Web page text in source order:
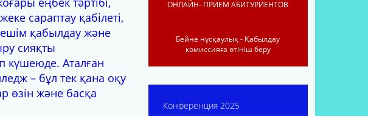
сараптау қабілеті,
қабылдау және
сияқты
күшеюде. Аталған
– бұл тек қана оқу
өзін және басқа
ОНЛАЙН- ПРИЕМ АБИТУРИЕНТОВ
Бейне нұсқаулық - Қабылдау
комиссияға өтініш беру
Конференция 2025